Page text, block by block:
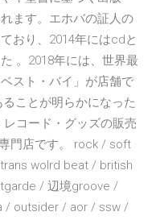
ます。エホバの証人の
おり、2014年にはcdと
。2018年には、世界最
スト・バイ」が店舗で
ことが明らかになった
コード・グッズの販売
門店です。 rock / soft
wolrd beat / british
/ 辺境groove /
/ outsider / aor / ssw /